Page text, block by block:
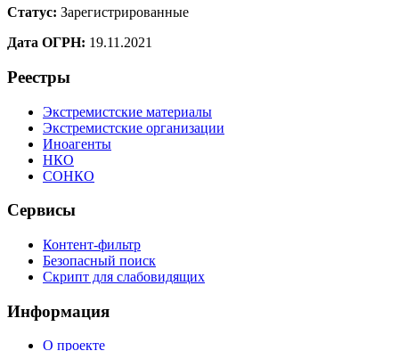
Статус: Зарегистрированные
Дата ОГРН: 19.11.2021
Реестры
Экстремистские материалы
Экстремистские организации
Иноагенты
НКО
СОНКО
Сервисы
Контент-фильтр
Безопасный поиск
Скрипт для слабовидящих
Информация
О проекте